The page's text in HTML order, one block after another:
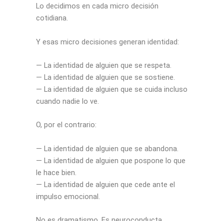
Lo decidimos en cada micro decisión
cotidiana.
Y esas micro decisiones generan identidad:
— La identidad de alguien que se respeta.
— La identidad de alguien que se sostiene.
— La identidad de alguien que se cuida incluso
cuando nadie lo ve.
O, por el contrario:
— La identidad de alguien que se abandona.
— La identidad de alguien que pospone lo que
le hace bien.
— La identidad de alguien que cede ante el
impulso emocional.